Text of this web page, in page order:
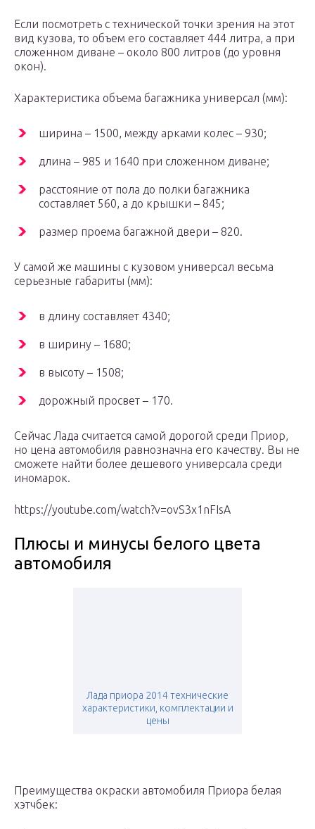
Если посмотреть с технической точки зрения на этот
вид кузова, то объем его составляет 444 литра, а при
сложенном диване – около 800 литров (до уровня
окон).
Характеристика объема багажника универсал (мм):
ширина – 1500, между арками колес – 930;
длина – 985 и 1640 при сложенном диване;
расстояние от пола до полки багажника
составляет 560, а до крышки – 845;
размер проема багажной двери – 820.
У самой же машины с кузовом универсал весьма
серьезные габариты (мм):
в длину составляет 4340;
в ширину – 1680;
в высоту – 1508;
дорожный просвет – 170.
Сейчас Лада считается самой дорогой среди Приор,
но цена автомобиля равнозначна его качеству. Вы не
сможете найти более дешевого универсала среди
иномарок.
https://youtube.com/watch?v=ovS3x1nFIsA
Плюсы и минусы белого цвета
автомобиля
Лада приора 2014 технические
характеристики, комплектации и
цены
Преимущества окраски автомобиля Приора белая
хэтчбек: